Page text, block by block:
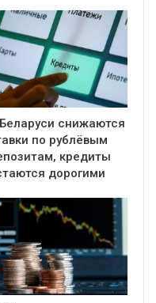
снижаются
по рублёвым
кредиты
дорогими